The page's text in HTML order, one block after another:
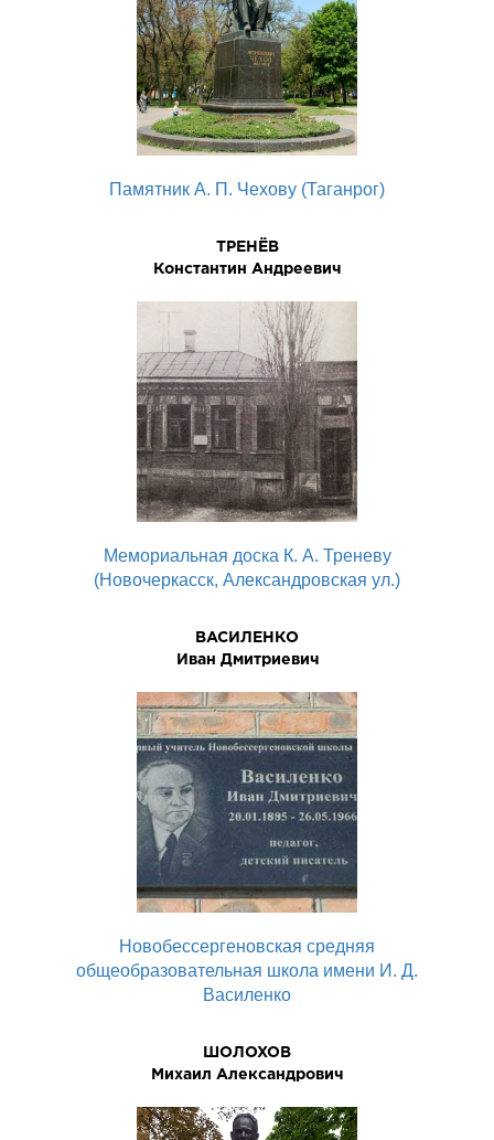
Памятник А. П. Чехову (Таганрог)
ТРЕНЁВ
Константин Андреевич
Мемориальная доска К. А. Треневу
(Новочеркасск, Александровская ул.)
ВАСИЛЕНКО
Иван Дмитриевич
Новобессергеновская средняя
общеобразовательная школа имени И. Д.
Василенко
ШОЛОХОВ
Михаил Александрович